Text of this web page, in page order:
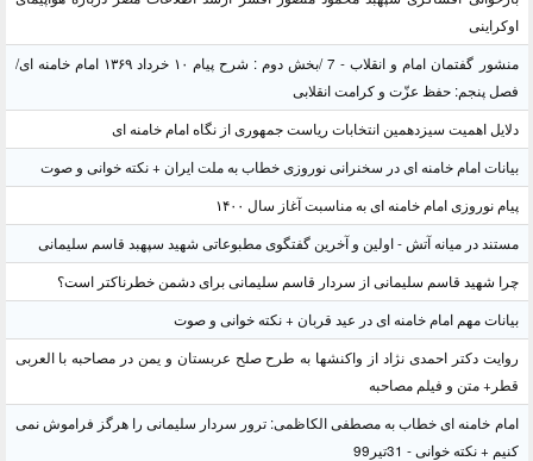
اوکراینی
منشور گفتمان امام و انقلاب - 7 /بخش دوم : شرح پیام ۱۰ خرداد ۱۳۶۹ امام خامنه ای/
فصل پنجم: حفظ عزّت و کرامت انقلابی
دلایل اهمیت سیزدهمین انتخابات ریاست جمهوری از نگاه امام خامنه ای
بیانات امام خامنه ای در سخنرانی نوروزی خطاب به ملت ایران + نکته خوانی و صوت
پیام نوروزی امام خامنه ای به مناسبت آغاز سال ۱۴۰۰
مستند در میانه آتش - اولین و آخرین گفتگوی مطبوعاتی شهید سپهبد قاسم سلیمانی
چرا شهید قاسم سلیمانی از سردار قاسم سلیمانی برای دشمن خطرناکتر است؟
بیانات مهم امام خامنه ای در عید قربان + نکته خوانی و صوت
روایت دکتر احمدی نژاد از واکنشها به طرح صلح عربستان و یمن در مصاحبه با العربی
قطر+ متن و فیلم مصاحبه
امام خامنه ای خطاب به مصطفی الکاظمی: ترور سردار سلیمانی را هرگز فراموش نمی
کنیم + نکته خوانی - 31تیر99